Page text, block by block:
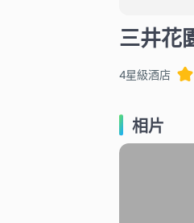
三井花
4星級酒店
相片